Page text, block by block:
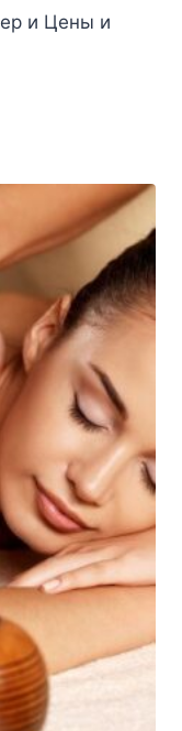
и Цены и